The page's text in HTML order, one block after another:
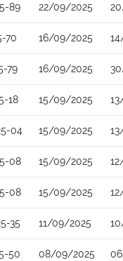
89 22/09/2025
70 16/09/2025
79 16/09/2025
18 15/09/2025
04 15/09/2025
08 15/09/2025
08 15/09/2025
35 11/09/2025
50 08/09/2025